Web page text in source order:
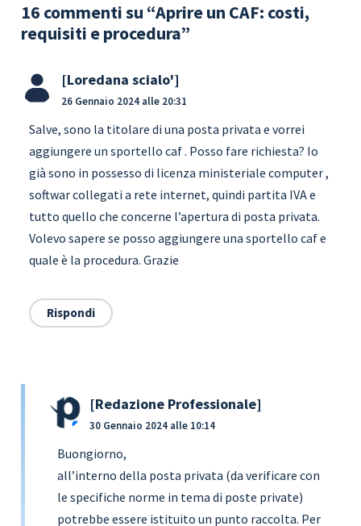
16 commenti su “Aprire un CAF: costi,
requisiti e procedura”
Loredana scialo'
26 Gennaio 2024 alle 20:31
Salve, sono la titolare di una posta privata e vorrei
aggiungere un sportello caf . Posso fare richiesta? Io
già sono in possesso di licenza ministeriale computer ,
softwar collegati a rete internet, quindi partita IVA e
tutto quello che concerne l’apertura di posta privata.
Volevo sapere se posso aggiungere una sportello caf e
quale è la procedura. Grazie
Rispondi
Redazione Professionale
30 Gennaio 2024 alle 10:14
Buongiorno,
all’interno della posta privata (da verificare con
le specifiche norme in tema di poste private)
potrebbe essere istituito un punto raccolta. Per